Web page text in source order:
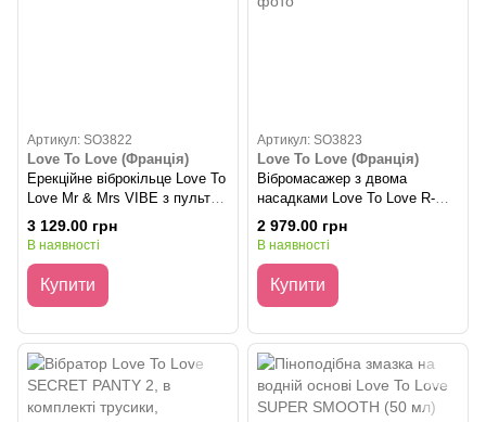
Артикул: SO3822
Love To Love (Франція)
Ерекційне віброкільце Love To
Love Mr & Mrs VIBE з пультом
ДК
3 129.00 грн
В наявності
Купити
Артикул: SO3823
Love To Love (Франція)
Вібромасажер з двома
насадками Love To Love R-
EVOLUTION TEAL ME, гнучка
головка
2 979.00 грн
В наявності
Купити